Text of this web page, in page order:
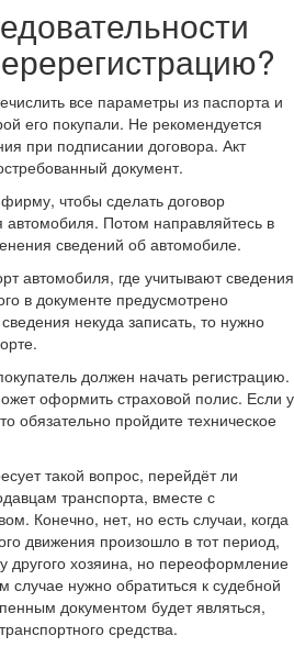
все параметры из паспорта и
его покупали. Не рекомендуется
при подписании договора. Акт
документ.
чтобы сделать договор
автомобиля. Потом направляйтесь в
сведений об автомобиле.
автомобиля, где учитывают сведения
в документе предусмотрено
некуда записать, то нужно
должен начать регистрацию.
оформить страховой полис. Если у
обязательно пройдите техническое
такой вопрос, перейдёт ли
транспорта, вместе с
Конечно, нет, но есть случаи, когда
движения произошло в тот период,
другого хозяина, но переоформление
нужно обратиться к судебной
документом будет являться,
средства.